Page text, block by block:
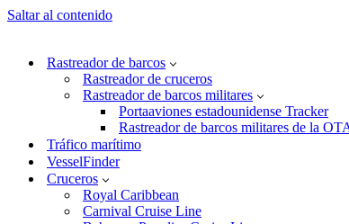
Saltar al contenido
Rastreador de barcos
Rastreador de cruceros
Rastreador de barcos militares
Portaaviones estadounidense Tracker
Rastreador de barcos militares de la
Tráfico marítimo
VesselFinder
Cruceros
Royal Caribbean
Carnival Cruise Line